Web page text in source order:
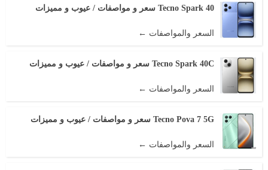
Tecno Spark 40 سعر و مواصفات / عيوب و مميزات
السعر والمواصفات ←
Tecno Spark 40C سعر و مواصفات / عيوب و مميزات
السعر والمواصفات ←
Tecno Pova 7 5G سعر و مواصفات / عيوب و مميزات
السعر والمواصفات ←